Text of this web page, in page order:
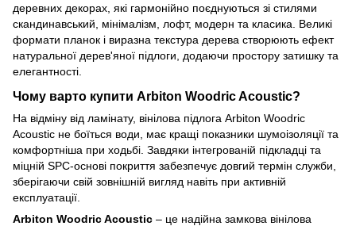
деревних декорах, які гармонійно поєднуються зі стилями
скандинавський, мінімалізм, лофт, модерн та класика. Великі
формати планок і виразна текстура дерева створюють ефект
натуральної дерев'яної підлоги, додаючи простору затишку та
елегантності.
Чому варто купити Arbiton Woodric Acoustic?
На відміну від ламінату, вінілова підлога Arbiton Woodric
Acoustic не боїться води, має кращі показники шумоізоляції та
комфортніша при ходьбі. Завдяки інтегрованій підкладці та
міцній SPC-основі покриття забезпечує довгий термін служби,
зберігаючи свій зовнішній вигляд навіть при активній
експлуатації.
Arbiton Woodric Acoustic – це надійна замкова вінілова